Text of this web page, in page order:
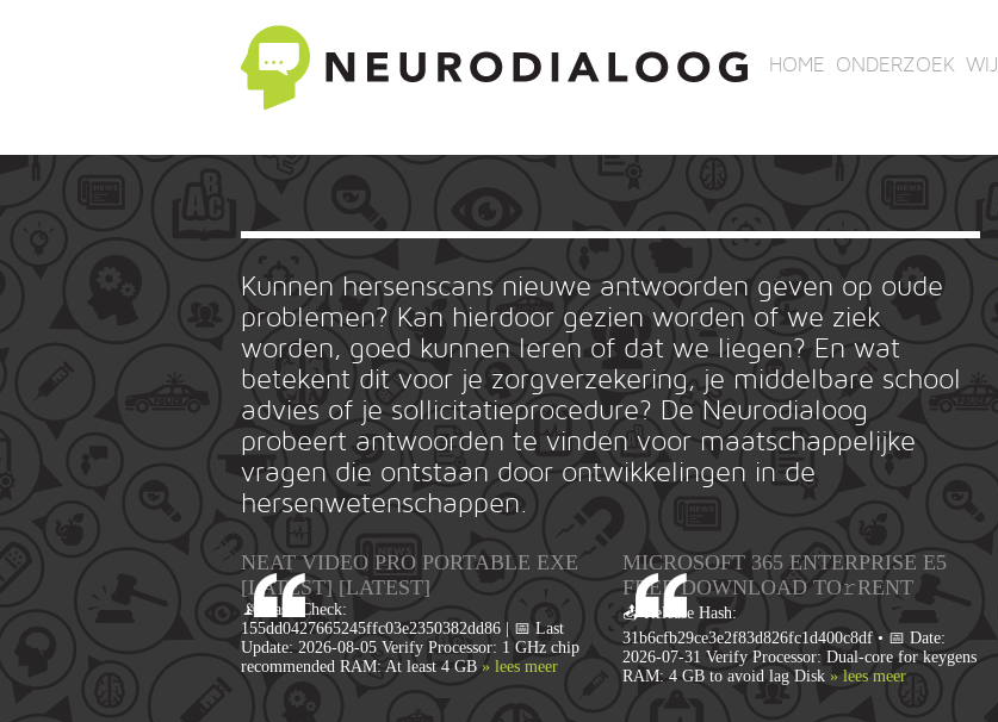
HOME ONDERZOEK WIJ
Kunnen hersenscans nieuwe antwoorden geven op oude
problemen? Kan hierdoor gezien worden of we ziek
worden, goed kunnen leren of dat we liegen? En wat
betekent dit voor je zorgverzekering, je middelbare school
advies of je sollicitatieprocedure? De Neurodialoog
probeert antwoorden te vinden voor maatschappelijke
vragen die ontstaan door ontwikkelingen in de
hersenwetenschappen.
NEAT VIDEO PRO PORTABLE EXE
[LATEST] [LATEST]
📡 Hash Check:
155dd0427665245ffc03e2350382dd86 | 📅 Last
Update: 2026-08-05 Verify Processor: 1 GHz chip
recommended RAM: At least 4 GB » lees meer
MICROSOFT 365 ENTERPRISE E5
FRЕЕ DOWNLOAD TO𝚛RENT
📤 Release Hash:
31b6cfb29ce3e2f83d826fc1d400c8df • 📅 Date:
2026-07-31 Verify Processor: Dual-core for keygens
RAM: 4 GB to avoid lag Disk » lees meer